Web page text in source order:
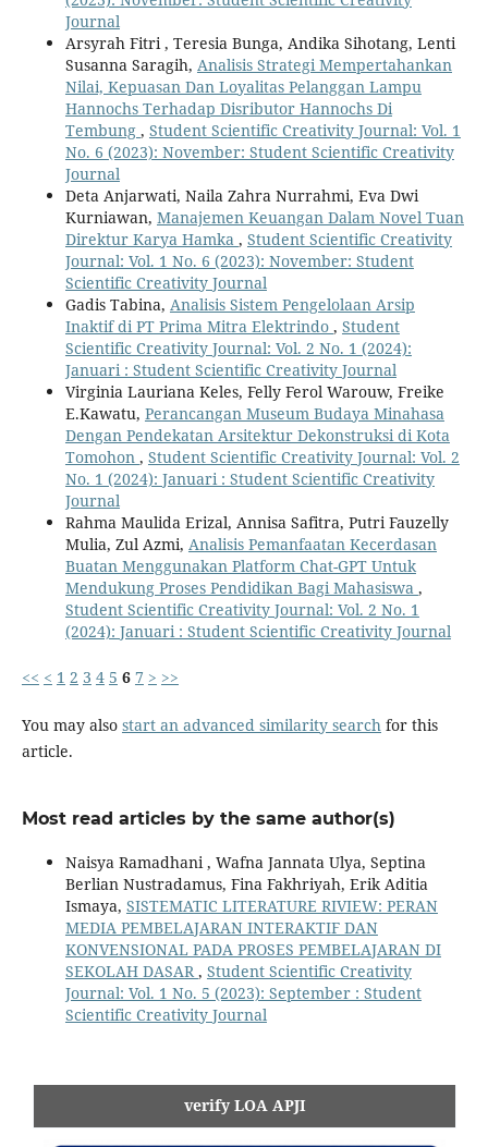
Journal
Arsyrah Fitri , Teresia Bunga, Andika Sihotang, Lenti
Susanna Saragih, Analisis Strategi Mempertahankan
Nilai, Kepuasan Dan Loyalitas Pelanggan Lampu
Hannochs Terhadap Disributor Hannochs Di
Tembung , Student Scientific Creativity Journal: Vol. 1
No. 6 (2023): November: Student Scientific Creativity
Journal
Deta Anjarwati, Naila Zahra Nurrahmi, Eva Dwi
Kurniawan, Manajemen Keuangan Dalam Novel Tuan
Direktur Karya Hamka , Student Scientific Creativity
Journal: Vol. 1 No. 6 (2023): November: Student
Scientific Creativity Journal
Gadis Tabina, Analisis Sistem Pengelolaan Arsip
Inaktif di PT Prima Mitra Elektrindo , Student
Scientific Creativity Journal: Vol. 2 No. 1 (2024):
Januari : Student Scientific Creativity Journal
Virginia Lauriana Keles, Felly Ferol Warouw, Freike
E.Kawatu, Perancangan Museum Budaya Minahasa
Dengan Pendekatan Arsitektur Dekonstruksi di Kota
Tomohon , Student Scientific Creativity Journal: Vol. 2
No. 1 (2024): Januari : Student Scientific Creativity
Journal
Rahma Maulida Erizal, Annisa Safitra, Putri Fauzelly
Mulia, Zul Azmi, Analisis Pemanfaatan Kecerdasan
Buatan Menggunakan Platform Chat-GPT Untuk
Mendukung Proses Pendidikan Bagi Mahasiswa ,
Student Scientific Creativity Journal: Vol. 2 No. 1
(2024): Januari : Student Scientific Creativity Journal
<< < 1 2 3 4 5 6 7 > >>
You may also start an advanced similarity search for this
article.
Most read articles by the same author(s)
Naisya Ramadhani , Wafna Jannata Ulya, Septina
Berlian Nustradamus, Fina Fakhriyah, Erik Aditia
Ismaya, SISTEMATIC LITERATURE RIVIEW: PERAN
MEDIA PEMBELAJARAN INTERAKTIF DAN
KONVENSIONAL PADA PROSES PEMBELAJARAN DI
SEKOLAH DASAR , Student Scientific Creativity
Journal: Vol. 1 No. 5 (2023): September : Student
Scientific Creativity Journal
verify LOA APJI